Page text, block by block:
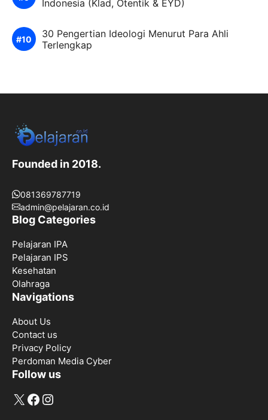
Indonesia (Klad, Otentik & EYD)
30 Pengertian Ideologi Menurut Para Ahli
Terlengkap
Founded in 2018.
081369787719
admin@pelajaran.co.id
Blog Categories
Pelajaran IPA
Pelajaran IPS
Kesehatan
Olahraga
Navigations
About Us
Contact us
Privacy Policy
Perdoman Media Cyber
Follow us
X Facebook
Instagram